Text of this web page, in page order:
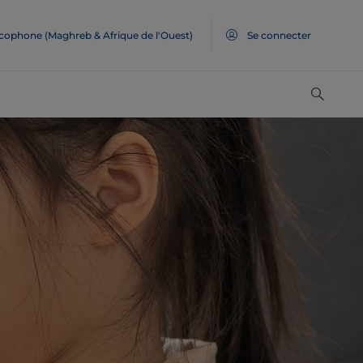
(Maghreb & Afrique de l'Ouest) Se connecter